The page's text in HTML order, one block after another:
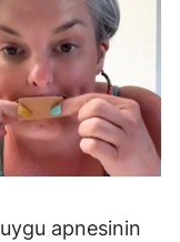
apnesinin